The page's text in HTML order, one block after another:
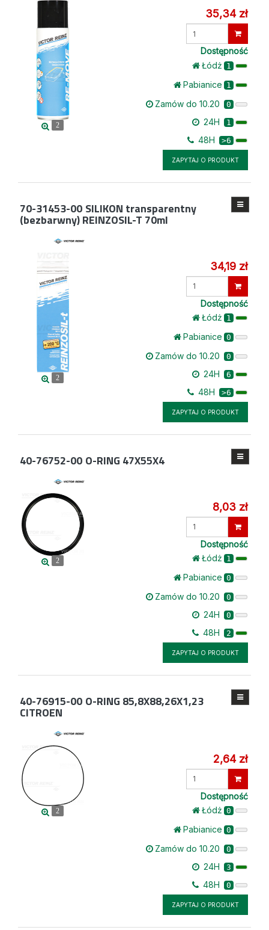
2
35,34 zł
Dostępność
Łódż 1
Pabianice 1
Zamów do 10.20 0
24H 1
48H >6
ZAPYTAJ O PRODUKT
70-31453-00 SILIKON transparentny
(bezbarwny) REINZOSIL-T 70ml
2
34,19 zł
Wprowadź
Dostępność
Łódż 1
Pabianice 0
Zamów do 10.20 0
24H 6
48H >6
ZAPYTAJ O PRODUKT
40-76752-00 O-RING 47X55X4
2
8,03 zł
Wprowadź
Dostępność
Łódż 1
Pabianice 0
Zamów do 10.20 0
24H 0
48H 2
ZAPYTAJ O PRODUKT
40-76915-00 O-RING 85,8X88,26X1,23
CITROEN
2
2,64 zł
Wprowadź
Dostępność
Łódż 0
Pabianice 0
Zamów do 10.20 0
24H 3
48H 0
ZAPYTAJ O PRODUKT